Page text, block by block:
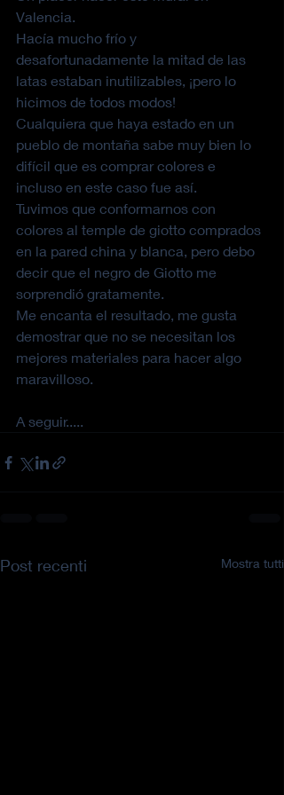
Valencia.
Hacía mucho frío y
desafortunadamente la mitad de las
latas estaban inutilizables, ¡pero lo
hicimos de todos modos!
Cualquiera que haya estado en un
pueblo de montaña sabe muy bien lo
difícil que es comprar colores e
incluso en este caso fue así.
Tuvimos que conformarnos con
colores al temple de giotto comprados
en la pared china y blanca, pero debo
decir que el negro de Giotto me
sorprendió gratamente.
Me encanta el resultado, me gusta
demostrar que no se necesitan los
mejores materiales para hacer algo
maravilloso.
A seguir.....
Post recenti Mostra tutti